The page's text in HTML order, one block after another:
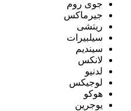
جوى روم
جيرماكس
ريتشى
سيلبيرات
سينديم
لانكس
لدنيو
لوجيكس
هوكو
يوجرين